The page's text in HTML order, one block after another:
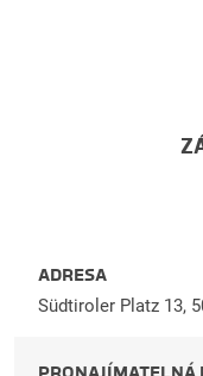
ADRESA
Südtiroler Platz 13,